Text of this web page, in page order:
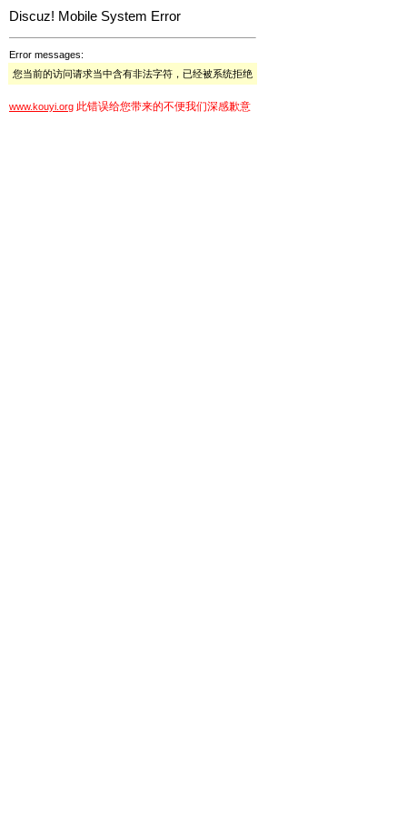
Discuz! Mobile System Error
Error messages:
您当前的访问请求当中含有非法字符，已经被系统拒绝
www.kouyi.org 此错误给您带来的不便我们深感歉意